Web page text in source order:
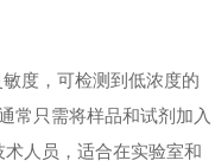
度，可检测到低浓度的
常只需将样品和试剂加入
人员，适合在实验室和